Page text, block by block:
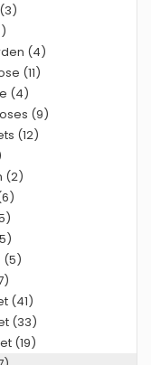
(4)
(11)
(4)
(9)
(12)
(2)
(5)
(41)
(33)
(19)